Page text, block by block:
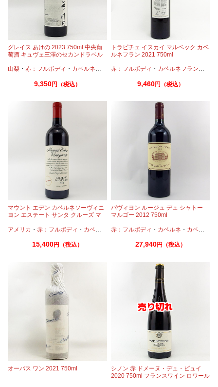
グレイス あけの 2023 750ml 中央葡
萄酒 キュヴェ三澤のセカンドラベル
山梨 ・ 赤：フルボディ ・ カベルネ・ カベルネフラン・プティヴェルド・メルロー
9,350円（税込）
トラピチェ イスカイ マルベック カベ
ルネフラン 2021 750ml
赤：フルボディ ・ カベルネフラン・
9,460円（税込）
マウント エデン カベルネソーヴィニ
ヨン エステート サンタ クルーズ マ
アメリカ ・ 赤：フルボディ ・ カベルネ ・カベルネフラン ・プティヴェルド
15,400円（税込）
パヴィヨン ルージュ デュ シャトー
マルゴー 2012 750ml
赤：フルボディ ・ カベルネ ・ カベルネフラン
27,940円（税込）
オーパス ワン 2021 750ml
シノン 赤 ドメーヌ・デュ・ピュイ
2020 750ml フランスワイン ロワール